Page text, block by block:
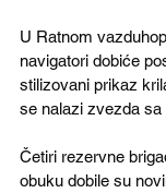
U Ratnom
navigatori dobiće
stilizovani prikaz
se nalazi zvezda sa
Četiri rezervne
obuku dobile su